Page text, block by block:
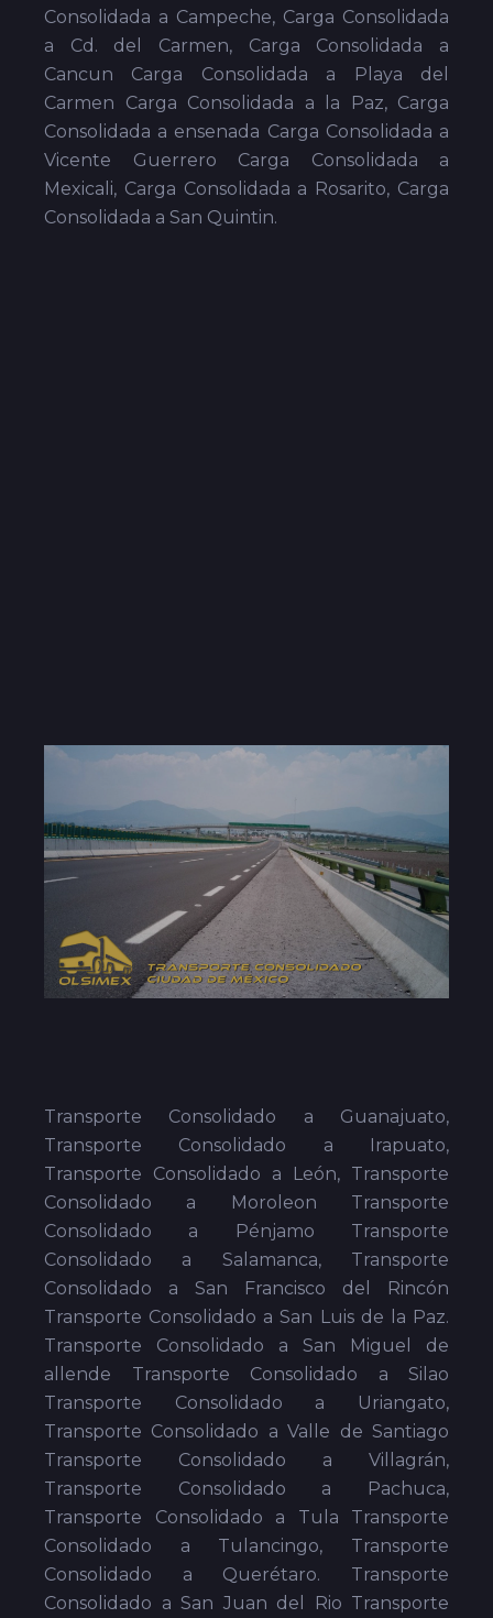
Consolidada a Campeche, Carga Consolidada
a Cd. del Carmen, Carga Consolidada a
Cancun Carga Consolidada a Playa del
Carmen Carga Consolidada a la Paz, Carga
Consolidada a ensenada Carga Consolidada a
Vicente Guerrero Carga Consolidada a
Mexicali, Carga Consolidada a Rosarito, Carga
Consolidada a San Quintin.
Transporte Consolidado a Guanajuato,
Transporte Consolidado a Irapuato,
Transporte Consolidado a León, Transporte
Consolidado a Moroleon Transporte
Consolidado a Pénjamo Transporte
Consolidado a Salamanca, Transporte
Consolidado a San Francisco del Rincón
Transporte Consolidado a San Luis de la Paz.
Transporte Consolidado a San Miguel de
allende Transporte Consolidado a Silao
Transporte Consolidado a Uriangato,
Transporte Consolidado a Valle de Santiago
Transporte Consolidado a Villagrán,
Transporte Consolidado a Pachuca,
Transporte Consolidado a Tula Transporte
Consolidado a Tulancingo, Transporte
Consolidado a Querétaro. Transporte
Consolidado a San Juan del Rio Transporte